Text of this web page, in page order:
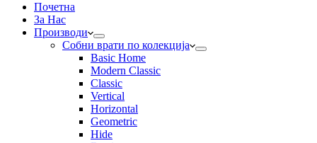
Почетна
За Нас
Производи
Собни врати по колекција
Basic Home
Modern Classic
Classic
Vertical
Horizontal
Geometric
Hide